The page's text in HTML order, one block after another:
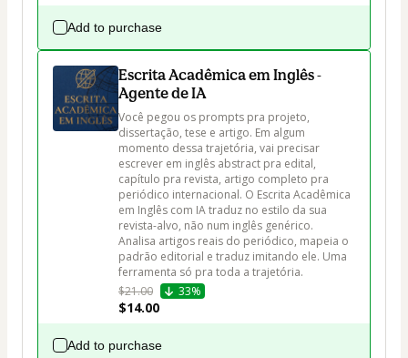
Add to purchase
Escrita Acadêmica em Inglês -
Agente de IA
Você pegou os prompts pra projeto,
dissertação, tese e artigo. Em algum
momento dessa trajetória, vai precisar
escrever em inglês abstract pra edital,
capítulo pra revista, artigo completo pra
periódico internacional. O Escrita Acadêmica
em Inglês com IA traduz no estilo da sua
revista-alvo, não num inglês genérico.
Analisa artigos reais do periódico, mapeia o
padrão editorial e traduz imitando ele. Uma
ferramenta só pra toda a trajetória.
$21.00
33%
$14.00
Add to purchase